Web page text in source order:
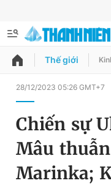
QUẢNG CÁO
Chuyên mục
Chuyên mục khác
Đổi mật khẩu
Tin đã lưu
Thế giới
28/12/2023 05:26 GMT+7
Chiến sự
Mâu
Marinka;